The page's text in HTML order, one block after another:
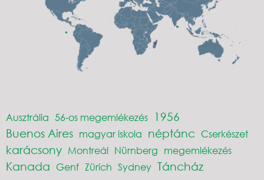
Ausztrália 56-os megemlékezés
1956
Buenos Aires magyar iskola néptánc Cserkészet
karácsony Montreál Nürnberg megemlékezés
Kanada Genf Zürich Sydney Táncház